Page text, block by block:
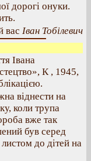
дорогі онуки.
вас Іван Тобілевич
Івана
К , 1945,
віднести на
коли трупа
вже так
був серед
до дітей на